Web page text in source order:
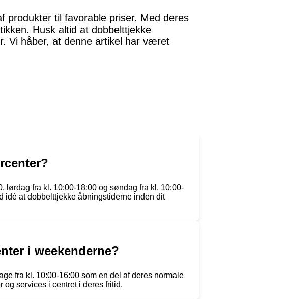
produkter til favorable priser. Med deres
Husk altid at dobbelttjekke
Vi håber, at denne artikel har været
lørdag fra kl. 10:00-18:00 og søndag fra kl. 10:00-
idé at dobbelttjekke åbningstiderne inden dit
i weekenderne?
fra kl. 10:00-16:00 som en del af deres normale
og services i centret i deres fritid.